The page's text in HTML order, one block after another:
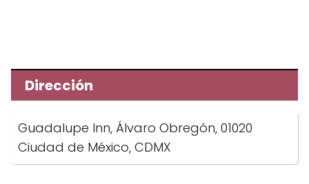
Dirección
Guadalupe Inn, Álvaro Obregón, 01020
Ciudad de México, CDMX